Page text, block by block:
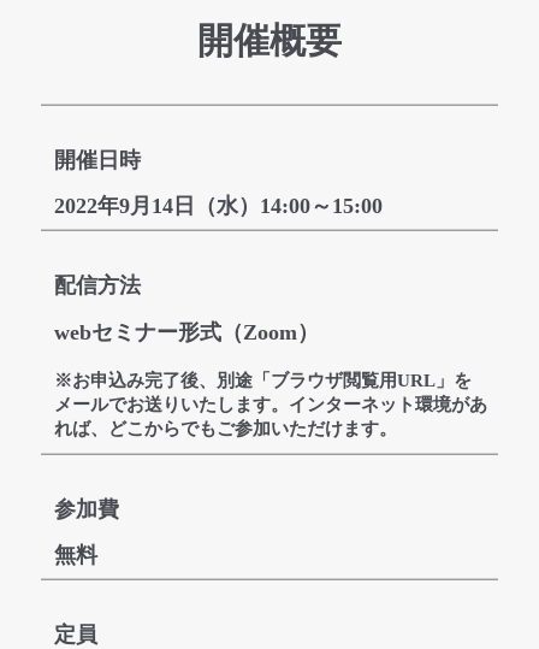
開催概要
開催日時
2022年9月14日（水）14:00～15:00
配信方法
webセミナー形式（Zoom）
※お申込み完了後、別途「ブラウザ閲覧用URL」を
メールでお送りいたします。インターネット環境があ
れば、どこからでもご参加いただけます。
参加費
無料
定員